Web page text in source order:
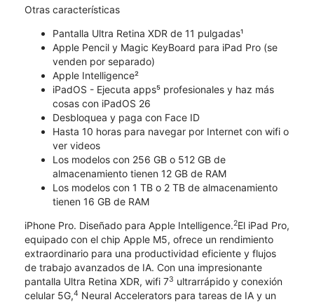
Otras características
Pantalla Ultra Retina XDR de 11 pulgadas¹
Apple Pencil y Magic KeyBoard para iPad Pro (se
venden por separado)
Apple Intelligence²
iPadOS - Ejecuta apps⁵ profesionales y haz más
cosas con iPadOS 26
Desbloquea y paga con Face ID
Hasta 10 horas para navegar por Internet con wifi o
ver videos
Los modelos con 256 GB o 512 GB de
almacenamiento tienen 12 GB de RAM
Los modelos con 1 TB o 2 TB de almacenamiento
tienen 16 GB de RAM
iPhone Pro. Diseñado para Apple Intelligence.2El iPad Pro,
equipado con el chip Apple M5, ofrece un rendimiento
extraordinario para una productividad eficiente y flujos
de trabajo avanzados de IA. Con una impresionante
pantalla Ultra Retina XDR, wifi 73 ultrarrápido y conexión
celular 5G,4 Neural Accelerators para tareas de IA y un